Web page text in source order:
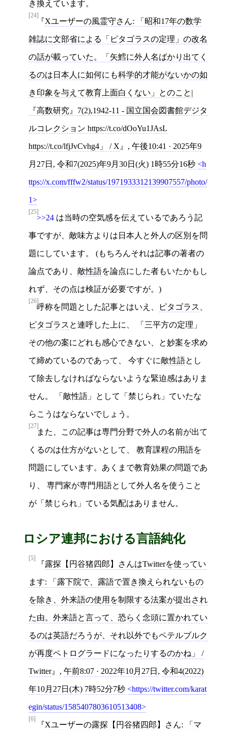
き換えています。
[24]
Xユーザーの風霊守さん: 「昭和17年の数学
雑誌に文部省による「ピタゴラスの定理」の改名
の話が載っていた。「矢鱈に外人名ばかり出てく
るのは日本人に如何にも科学的才能がないかの如
き印象を与えて教育上面白くない」とのこと|
『高数研究』7(2),1942-11 - 国立国会図書館デジタ
ルコレクション https://t.co/dOoYu1JAsL
https://t.co/lfjJvCvhg4」 / X , 午後10:41 · 2025年9
月27日 , 令和7(2025)年9月30日(火) 1時55分16秒 h
ttps://x.com/fffw2/status/1971933312139907557/photo/
1
[25]
>>24 は当時の空気感を伝えているであろう記
事ですが、敵味方よりは日本人と外人の区別を問
題にしています。 (もちろんそれは記事の著者の
論点であり、 敵性語を論点にした者もいたかもし
れず、その点は検証が必要ですが。)
[26]
呼称を問題とした記事とはいえ、 ピタゴラス
ピタゴラス と連呼した上に、 「三平方の定理」
その他の案にどれも感心できない、と妙案を求め
て締めているのであって、 今すぐに敵性語とし
て除去しなければならないような緊迫感はありま
せん。 「敵性語」として「禁じられ」ていたな
らこうはならないでしょう。
[27]
また、この記事は専門分野で外人の名前が出て
くるのは仕方がないとして、 教育課程の用語を
問題にしています。あくまで教育効果の問題であ
り、 専門家が専門用語として外人名を使うこと
が「禁じられ」ている気配はありません。
ロシア連邦における言語純化
[5]
露探【円谷猪四郎】さんはTwitterを使ってい
ます: 「露下院で、露語で置き換えられないもの
を除き、外来語の使用を制限する法案が提出され
た由。外来語と言って、恐らく念頭に置かれてい
るのは英語だろうが、それ以外でもペテルブルク
が再度ペトログラードになったりするのかね」 /
Twitter , 午前8:07 · 2022年10月27日 , 令和4(2022)
年10月27日(木) 7時52分7秒 https://twitter.com/karat
egin/status/1585407803610513408
[6]
Xユーザーの露探【円谷猪四郎】さん: 「マ